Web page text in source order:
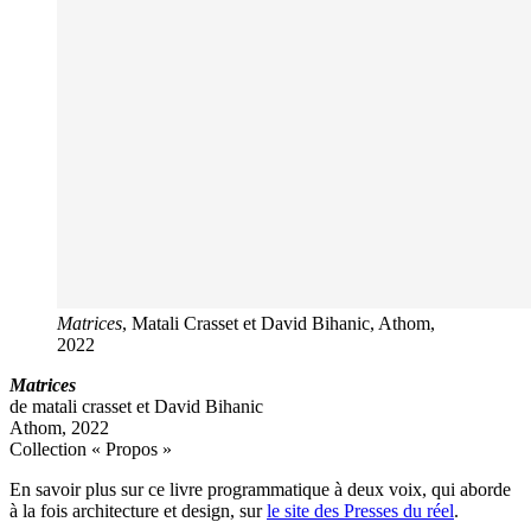
Matrices, Matali Crasset et David Bihanic, Athom,
2022
Matrices
de matali crasset et David Bihanic
Athom, 2022
Collection « Propos »
En savoir plus sur ce livre programmatique à deux voix, qui aborde
à la fois architecture et design, surle site des Presses du réel.